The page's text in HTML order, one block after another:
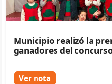
Municipio realizó la
ganadores del
Ver nota